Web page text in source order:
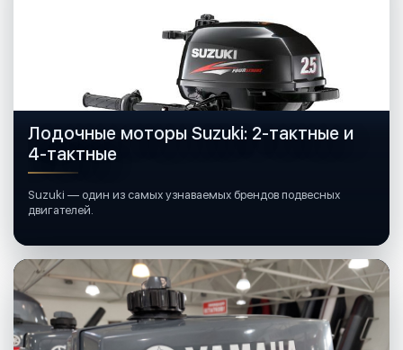
Лодочные моторы Suzuki: 2-тактные и
4-тактные
Suzuki — один из самых узнаваемых брендов подвесных
двигателей.